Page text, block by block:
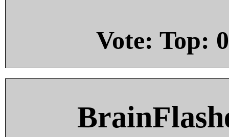
Vote: Top: 0